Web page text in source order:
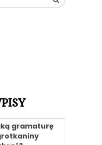
gramaturę